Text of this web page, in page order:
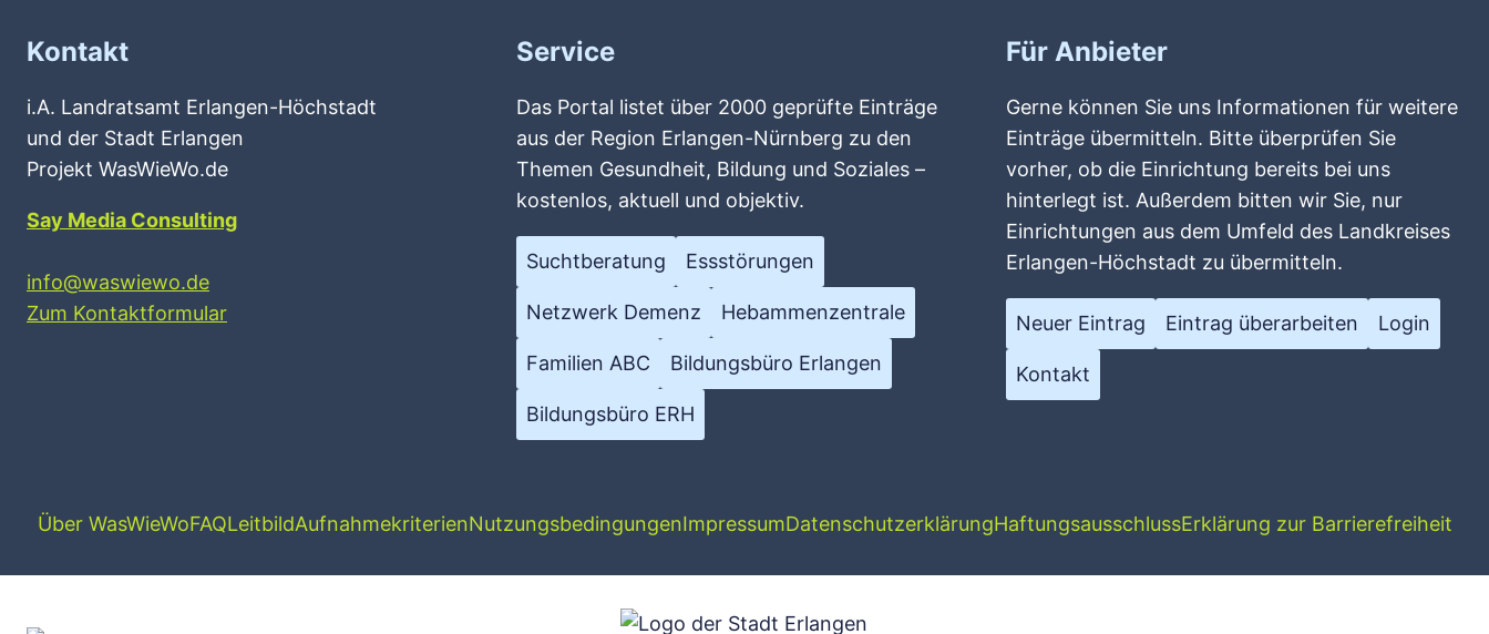
Kontakt
i.A. Landratsamt Erlangen-Höchstadt
und der Stadt Erlangen
Projekt WasWieWo.de
Say Media Consulting
info@waswiewo.de
Zum Kontaktformular
Service
Das Portal listet über 2000 geprüfte Einträge
aus der Region Erlangen-Nürnberg zu den
Themen Gesundheit, Bildung und Soziales –
kostenlos, aktuell und objektiv.
Suchtberatung Essstörungen
Netzwerk Demenz Hebammenzentrale
Familien ABC Bildungsbüro Erlangen
Bildungsbüro ERH
Für Anbieter
Gerne können Sie uns Informationen für weitere
Einträge übermitteln. Bitte überprüfen Sie
vorher, ob die Einrichtung bereits bei uns
hinterlegt ist. Außerdem bitten wir Sie, nur
Einrichtungen aus dem Umfeld des Landkreises
Erlangen-Höchstadt zu übermitteln.
Neuer Eintrag Eintrag überarbeiten Login
Kontakt
Über WasWieWoFAQLeitbildAufnahmekriterienNutzungsbedingungenImpressumDatenschutzerklärungHaftungsausschlussErklärung zur Barrierefreiheit